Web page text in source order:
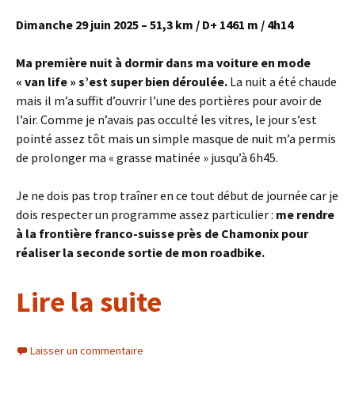
Dimanche 29 juin 2025 – 51,3 km / D+ 1461 m / 4h14
Ma première nuit à dormir dans ma voiture en mode
« van life » s’est super bien déroulée. La nuit a été chaude
mais il m’a suffit d’ouvrir l’une des portières pour avoir de
l’air. Comme je n’avais pas occulté les vitres, le jour s’est
pointé assez tôt mais un simple masque de nuit m’a permis
de prolonger ma « grasse matinée » jusqu’à 6h45.
Je ne dois pas trop traîner en ce tout début de journée car je
dois respecter un programme assez particulier : me rendre
à la frontière franco-suisse près de Chamonix pour
réaliser la seconde sortie de mon roadbike.
Lire la suite
Laisser un commentaire